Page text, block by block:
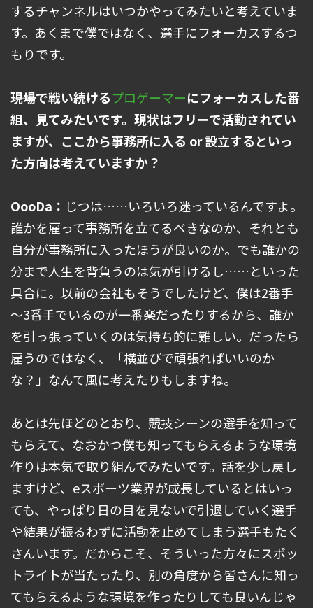
するチャンネルはいつかやってみたいと考えていま
す。あくまで僕ではなく、選手にフォーカスするつ
もりです。
――現場で戦い続けるプロゲーマーにフォーカスした番
組、見てみたいです。現状はフリーで活動されてい
ますが、ここから事務所に入る or 設立するといっ
た方向は考えていますか？
OooDa： じつは……いろいろ迷っているんですよ。
誰かを雇って事務所を立てるべきなのか、それとも
自分が事務所に入ったほうが良いのか。でも誰かの
分まで人生を背負うのは気が引けるし……といった
具合に。以前の会社もそうでしたけど、僕は2番手
～3番手でいるのが一番楽だったりするから、誰か
を引っ張っていくのは気持ち的に難しい。だったら
雇うのではなく、「横並びで頑張ればいいのか
な？」なんて風に考えたりもしますね。
あとは先ほどのとおり、競技シーンの選手を知って
もらえて、なおかつ僕も知ってもらえるような環境
作りは本気で取り組んでみたいです。話を少し戻し
ますけど、eスポーツ業界が成長しているとはいっ
ても、やっぱり日の目を見ないで引退していく選手
や結果が振るわずに活動を止めてしまう選手もたく
さんいます。だからこそ、そういった方々にスポッ
トライトが当たったり、別の角度から皆さんに知っ
てもらえるような環境を作ったりしても良いんじゃ